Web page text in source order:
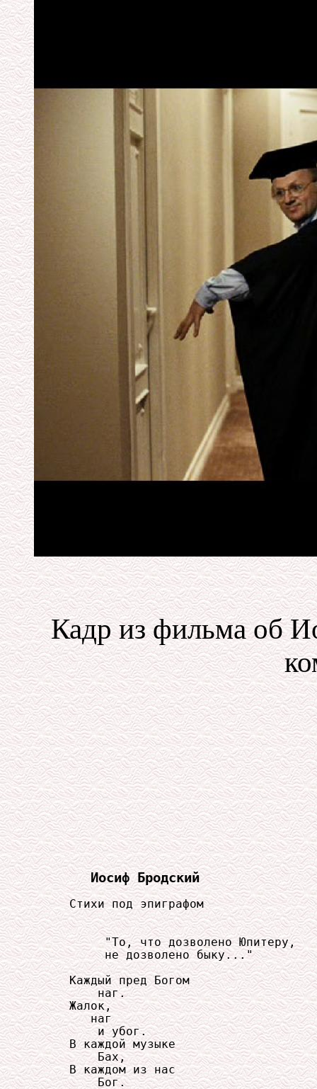
Кадр из фильма об
Иосиф Бродский
     Стихи под эпиграфом
          "То, что дозволено Юпитеру,
          не дозволено быку..."
     Каждый пред Богом
         наг.
     Жалок,
        наг
         и убог.
     В каждой музыке
         Бах,
     В каждом из нас
         Бог.